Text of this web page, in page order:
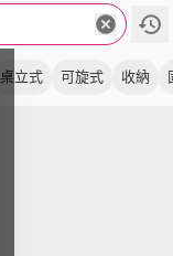
桌立式 可旋式 收納